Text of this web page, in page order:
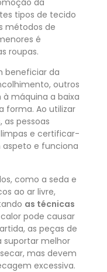
da
tipos de tecido
métodos de
é
roupas.
beneficiar da
outros
máquina a baixa
forma. Ao utilizar
pessoas
e certificar-
e funciona
como a seda e
ao ar livre,
as técnicas
pode causar
as peças de
suportar melhor
mas devem
excessiva.